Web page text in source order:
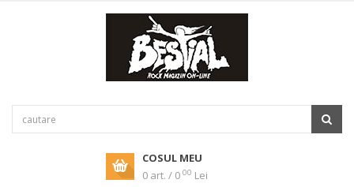
COSUL MEU
0 art. / 0 00 Lei